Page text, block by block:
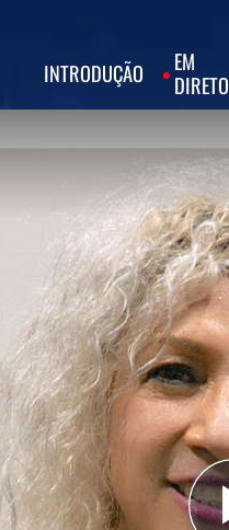
INTRODUÇÃO
EM
DIRETO